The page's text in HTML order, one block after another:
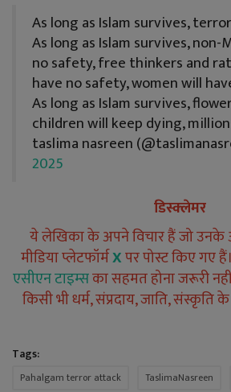
As long as Islam survives,
As long as Islam survives, non-
no safety, free thinkers and
have no safety, women will
As long as Islam survives,
children will keep dying,
taslima nasreen
2025
डिस्क्लेमर
ये लेखिका के अपने विचार हैं जो
मीडिया प्लेटफॉर्मXपर पोस्ट किए गए
एसीएन टाइम्सका सहमत होना जरूरी
किसी भी धर्म, संप्रदाय, जाति, संस्कृति के
Tags:
Pahalgam terror attack TaslimaNasreen